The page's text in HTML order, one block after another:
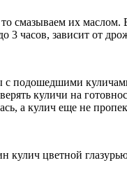
смазываем их
3 часов, зависит от
подошедшими
куличи на
а кулич еще не
цветной